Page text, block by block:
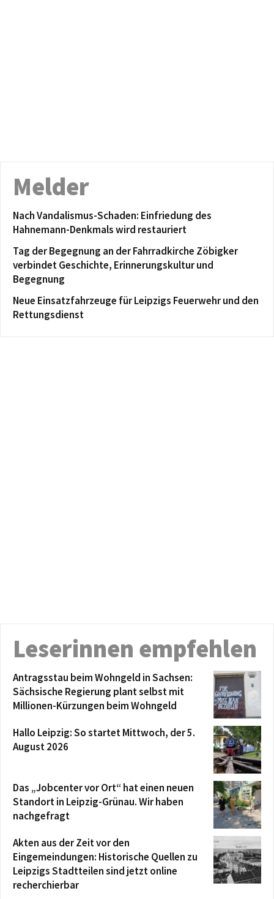
Melder
Nach Vandalismus-Schaden: Einfriedung des
Hahnemann-Denkmals wird restauriert
Tag der Begegnung an der Fahrradkirche Zöbigker
verbindet Geschichte, Erinnerungskultur und
Begegnung
Neue Einsatzfahrzeuge für Leipzigs Feuerwehr und den
Rettungsdienst
Leserinnen empfehlen
Antragsstau beim Wohngeld in Sachsen:
Sächsische Regierung plant selbst mit
Millionen-Kürzungen beim Wohngeld
Hallo Leipzig: So startet Mittwoch, der 5.
August 2026
Das „Jobcenter vor Ort“ hat einen neuen
Standort in Leipzig-Grünau. Wir haben
nachgefragt
Akten aus der Zeit vor den
Eingemeindungen: Historische Quellen zu
Leipzigs Stadtteilen sind jetzt online
recherchierbar